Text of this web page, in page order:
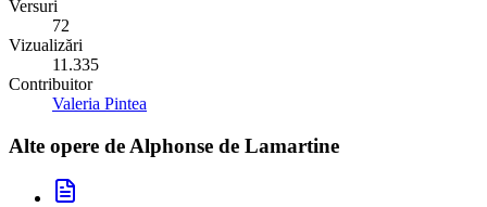
Versuri
72
Vizualizări
11.335
Contribuitor
Valeria Pintea
Alte opere de Alphonse de Lamartine